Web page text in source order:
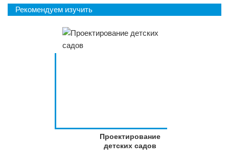
Рекомендуем изучить
Проектирование
детских садов